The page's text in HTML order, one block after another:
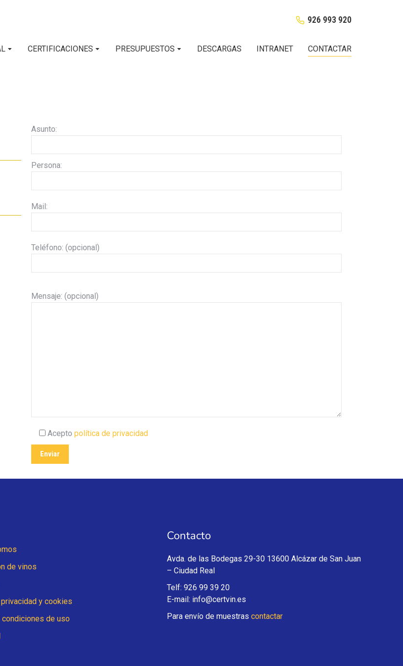
926 993 920
CERTIFICACIONES PRESUPUESTOS DESCARGAS INTRANET CONTACTAR
Asunto:
Persona:
Mail:
Teléfono: (opcional)
Mensaje: (opcional)
Acepto política de privacidad
de vinos
y cookies
condiciones de uso
Contacto
Avda. de las Bodegas 29-30 13600 Alcázar de San Juan
– Ciudad Real
Telf: 926 99 39 20
E-mail: info@certvin.es
Para envío de muestras contactar